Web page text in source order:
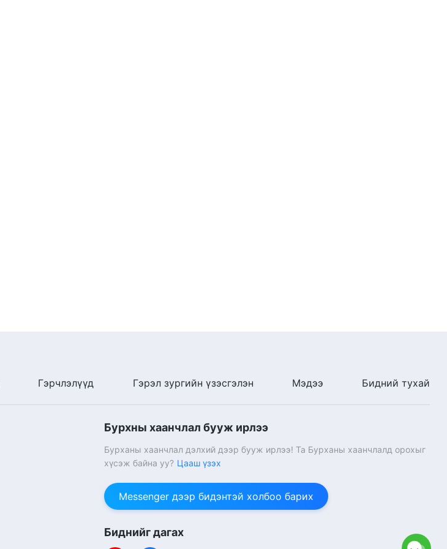
Гэрчлэлүүд Гэрэл зургийн үзэсгэлэн Мэдээ Бидний тухай
Бурхны хаанчлал бууж ирлээ
Бурханы хаанчлал дэлхий дээр бууж ирлээ! Та Бурханы хаанчлалд орохыг
хүсэж байна уу? Цааш үзэх
Messenger дээр бидэнтэй холбоо барих
Биднийг дагах